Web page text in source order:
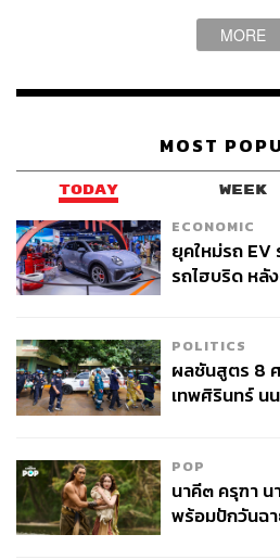
หนึ่งคันในช่วงต้นศตวรรษที่ 20 เศ
พากันมาญาติดีด้วยทุกรูปแบบ และ
ฆาตกรรมและความตายก่อนวัยอัน
แดงที่กลายเป็นปริศนา ซึ่งจากที่หนั
คนดูรับรู้ เจ้าหน้าที่ท้องถิ่นไม่เคยเ
ฉงนสนเท่ห์ด้วยประการทั้งปวง
MORE
MOST
TODAY WEEK
ECONOMIC
ยุคใหม่รถ EV
รถไฮบริด หลั
POLITICS
ผลชันสูตร 8
เทพศิรินทร์ น
POP
นาคี๓ ครุฑา
พร้อมปักวันฉ